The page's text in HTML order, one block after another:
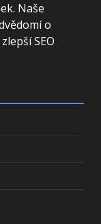
Naše
o
SEO